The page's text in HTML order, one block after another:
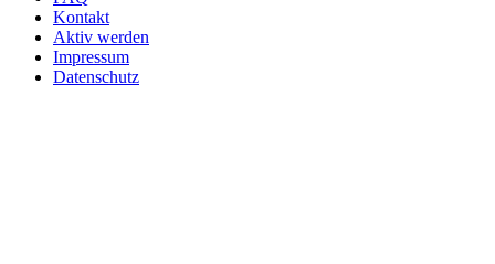
Kontakt
Aktiv werden
Impressum
Datenschutz